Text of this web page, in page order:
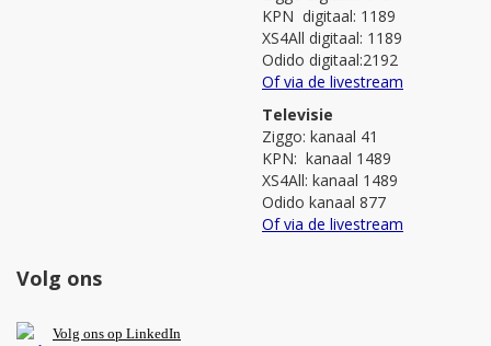
KPN digitaal: 1189
XS4All digitaal: 1189
Odido digitaal:2192
Of via de livestream
Televisie
Ziggo: kanaal 41
KPN: kanaal 1489
XS4All: kanaal 1489
Odido kanaal 877
Of via de livestream
Volg ons
Volg ons op LinkedIn